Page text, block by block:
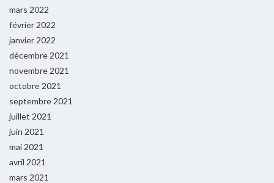
mars 2022
février 2022
janvier 2022
décembre 2021
novembre 2021
octobre 2021
septembre 2021
juillet 2021
juin 2021
mai 2021
avril 2021
mars 2021